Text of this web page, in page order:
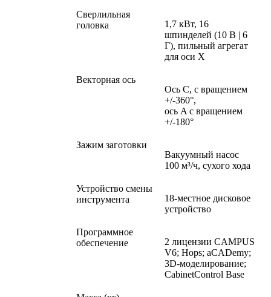
Сверлильная
головка
1,7 кВт, 16
шпинделей (10 В | 6
Г), пильный агрегат
для оси X
Векторная ось
Ось C, с вращением
+/-360°,
ось A с вращением
+/-180°
Зажим заготовки
Вакуумный насос
100 м³/ч, сухого хода
Устройство смены
инструмента
18-местное дисковое
устройство
Программное
обеспечение
2 лицензии CAMPUS
V6; Hops; aCADemy;
3D-моделирование;
CabinetControl Base